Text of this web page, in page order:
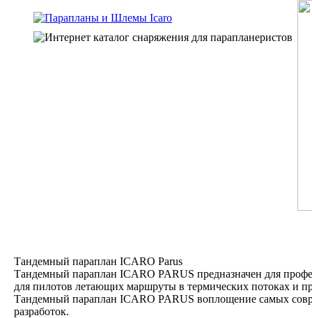
Тандемный параплан ICARO Parus
Тандемный параплан ICARO PARUS предназначен для
для пилотов летающих маршруты в термических потоках и
Тандемный параплан ICARO PARUS воплощение самых
разработок.